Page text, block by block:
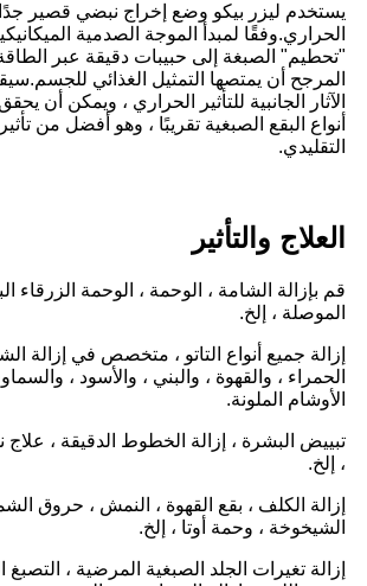
يستخدم ليزر بيكو وضع إخراج نبضي قصير جدًا ،
الحراري.وفقًا لمبدأ الموجة الصدمية
"تحطيم" الصبغة إلى حبيبات دقيقة عبر
المرجح أن يمتصها التمثيل الغذائي
الآثار الجانبية للتأثير الحراري ، ويمكن أن
أنواع البقع الصبغية تقريبًا ، وهو أفضل من
التقليدي.
العلاج والتأثير
قم بإزالة الشامة ، الوحمة ، الوحمة الزرقاء
الموصلة ، إلخ.
إزالة جميع أنواع التاتو ، متخصص في إزالة
الحمراء ، والقهوة ، والبني ، والأسود ،
الأوشام الملونة.
تبييض البشرة ، إزالة الخطوط الدقيقة ،
، إلخ.
إزالة الكلف ، بقع القهوة ، النمش ، حروق
الشيخوخة ، وحمة أوتا ، إلخ.
إزالة تغيرات الجلد الصبغية المرضية ،